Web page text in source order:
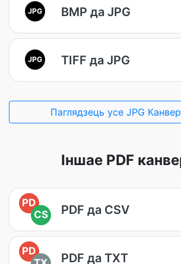
JPG BMP да JPG
JPG TIFF да JPG
Паглядзець усе JPG
Іншае PDF
PD
CS
PDF да CSV
PD
PDF да TXT